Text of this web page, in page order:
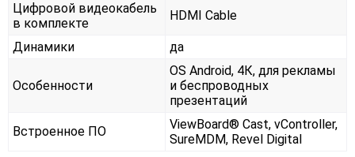
Цифровой видеокабель
в комплекте
HDMI Cable
Динамики да
Особенности
OS Android, 4К, для рекламы
и беспроводных
презентаций
Встроенное ПО
ViewBoard® Cast, vController,
SureMDM, Revel Digital